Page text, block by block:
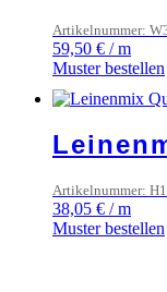
Artikelnummer:
59,50 € /m
Muster bestellen
Artikelnummer:
38,05 € /m
Muster bestellen